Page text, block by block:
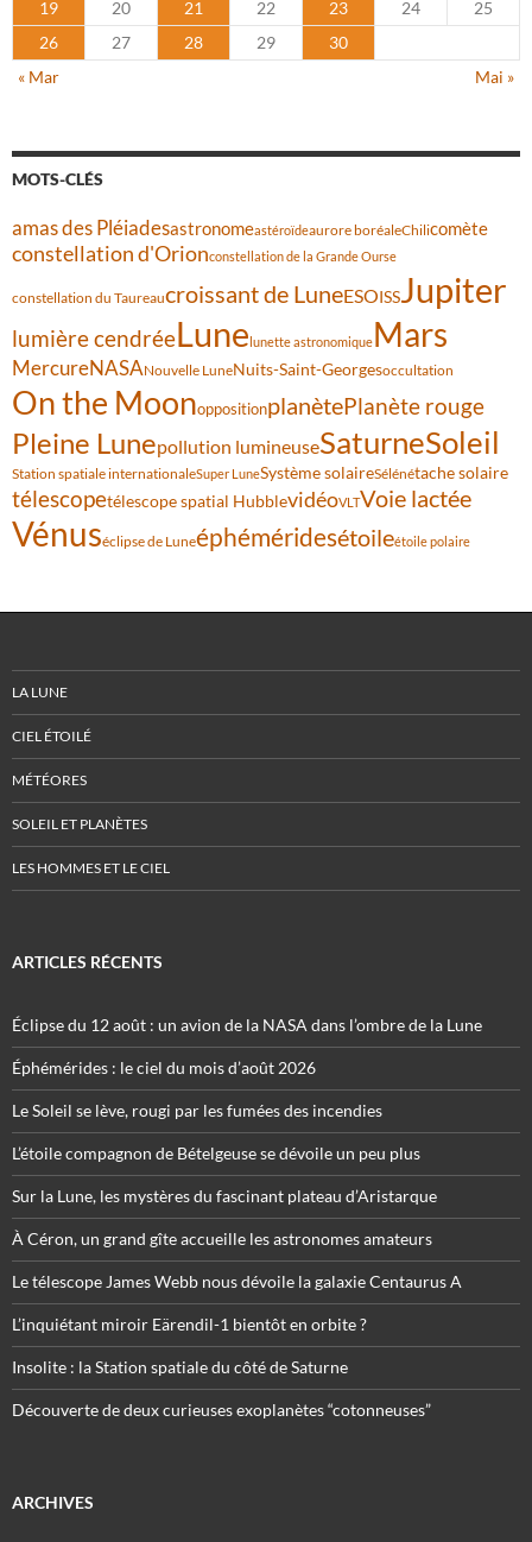
19
20 21 22 23 24
25
26
27 28 29
30
« Mar
Mai »
MOTS-CLÉS
amas des Pléiadesastronomeastéroïdeaurore boréaleChilicomète
constellation d'Orionconstellation de la Grande Ourse
constellation du Taureaucroissant de LuneESOISSJupiter
lumière cendréeLunelunette astronomiqueMars
MercureNASANouvelle LuneNuits-Saint-Georgesoccultation
On the MoonoppositionplanètePlanète rouge
Pleine Lunepollution lumineuseSaturneSoleil
Station spatiale internationaleSuper LuneSystème solaireSélénétache solaire
télescopetélescope spatial HubblevidéoVLTVoie lactée
Vénuséclipse de Luneéphéméridesétoileétoile polaire
LA LUNE
CIEL ÉTOILÉ
MÉTÉORES
SOLEIL ET PLANÈTES
LES HOMMES ET LE CIEL
ARTICLES RÉCENTS
Éclipse du 12 août : un avion de la NASA dans l’ombre de la Lune
Éphémérides : le ciel du mois d’août 2026
Le Soleil se lève, rougi par les fumées des incendies
L’étoile compagnon de Bételgeuse se dévoile un peu plus
Sur la Lune, les mystères du fascinant plateau d’Aristarque
À Céron, un grand gîte accueille les astronomes amateurs
Le télescope James Webb nous dévoile la galaxie Centaurus A
L’inquiétant miroir Eärendil-1 bientôt en orbite ?
Insolite : la Station spatiale du côté de Saturne
Découverte de deux curieuses exoplanètes “cotonneuses”
ARCHIVES